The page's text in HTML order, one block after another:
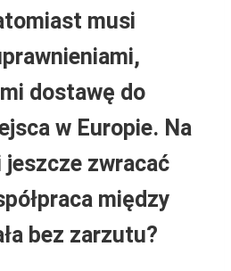
musi
dostawę do
w Europie. Na
zwracać
między
bez zarzutu?